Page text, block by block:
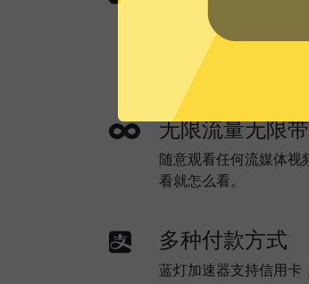
蓝灯加速器独有的分
使用加速功能；不需
本地网络来优化网速
无限流量无限
随意观看任何流媒体视
看就怎么看。
多种付款方式
蓝灯加速器支持信用卡